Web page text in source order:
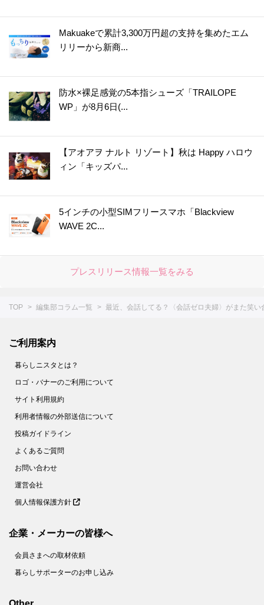
Makuakeで累計3,300万円超の支持を集めたエム
リリーから新商...
防水×裸足感覚の5本指シューズ「TRAILOPE
WP」が8月6日(...
【アオアヲ ナルト リゾート】秋は Happy ハロウ
ィン「キッズパ...
5インチの小型SIMフリースマホ「Blackview
WAVE 2C...
プレスリリース情報一覧をみる
TOP 編集部コラム一覧 最近、会話してる？〈会話ゼロ夫婦〉がまた笑
ご利用案内
暮らしニスタとは？
ロゴ・バナーのご利用について
サイト利用規約
利用者情報の外部送信について
投稿ガイドライン
よくあるご質問
お問い合わせ
運営会社
個人情報保護方針
企業・メーカーの皆様へ
会員さまへの取材依頼
暮らしサポーターのお申し込み